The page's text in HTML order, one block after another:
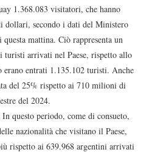
1.368.083 visitatori, che hanno
dollari, secondo i dati del Ministero
mattina. Ciò rappresenta un
turisti arrivati nel Paese, rispetto allo
erano entrati 1.135.102 turisti. Anche
del 25% rispetto ai 710 milioni di
del 2024.
questo periodo, come di consueto,
nazionalità che visitano il Paese,
rispetto ai 639.968 argentini arrivati